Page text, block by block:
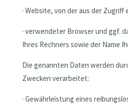
· Website, von der aus der
· verwendeter Browser und ggf.
Ihres Rechners sowie der Name
Die genannten Daten werden
Zwecken verarbeitet:
· Gewährleistung eines